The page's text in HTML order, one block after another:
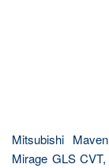
Mitsubishi
Mirage GLS